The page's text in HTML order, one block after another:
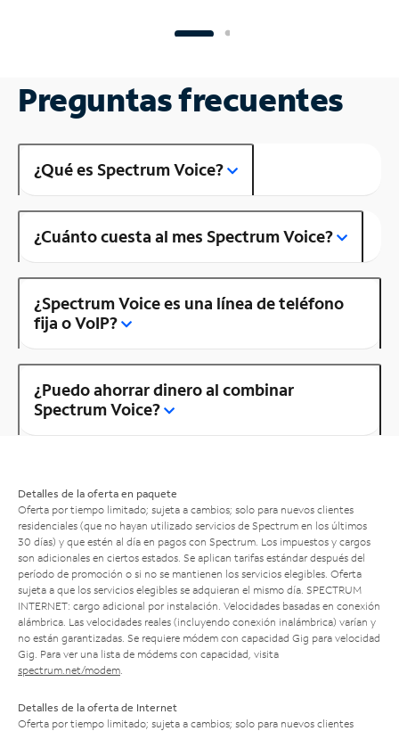
Preguntas frecuentes
¿Qué es Spectrum Voice?
¿Cuánto cuesta al mes Spectrum Voice?
¿Spectrum Voice es una línea de teléfono
fija o VoIP?
¿Puedo ahorrar dinero al combinar
Spectrum Voice?
Detalles de la oferta en paquete
Oferta por tiempo limitado; sujeta a cambios; solo para nuevos clientes
residenciales (que no hayan utilizado servicios de Spectrum en los últimos
30 días) y que estén al día en pagos con Spectrum. Los impuestos y cargos
son adicionales en ciertos estados. Se aplican tarifas estándar después del
período de promoción o si no se mantienen los servicios elegibles. Oferta
sujeta a que los servicios elegibles se adquieran el mismo día. SPECTRUM
INTERNET: cargo adicional por instalación. Velocidades basadas en conexión
alámbrica. Las velocidades reales (incluyendo conexión inalámbrica) varían y
no están garantizadas. Se requiere módem con capacidad Gig para velocidad
Gig. Para ver una lista de módems con capacidad, visita
spectrum.net/modem
Detalles de la oferta de Internet
Oferta por tiempo limitado; sujeta a cambios; solo para nuevos clientes